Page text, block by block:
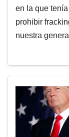
en la que
prohibir
nuestra